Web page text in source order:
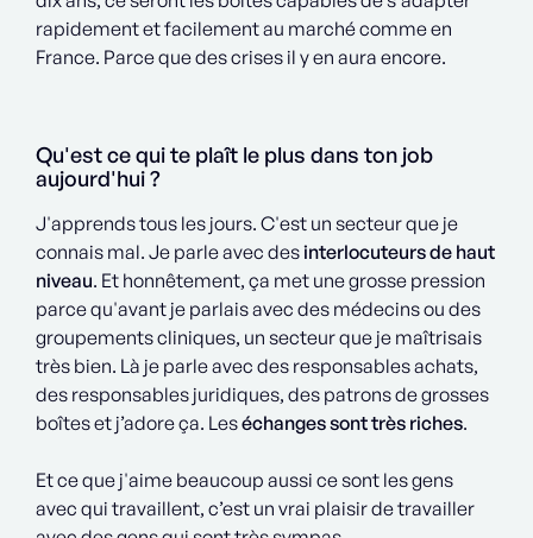
rapidement et facilement au marché comme en
France. Parce que des crises il y en aura encore.
Qu'est ce qui te plaît le plus dans ton job
aujourd'hui ?
J'apprends tous les jours. C'est un secteur que je
connais mal. Je parle avec desinterlocuteurs de haut
niveau. Et honnêtement, ça met une grosse pression
parce qu'avant je parlais avec des médecins ou des
groupements cliniques, un secteur que je maîtrisais
très bien. Là je parle avec des responsables achats,
des responsables juridiques, des patrons de grosses
boîtes et j’adore ça. Leséchanges sont très riches.
Et ce que j'aime beaucoup aussi ce sont les gens
avec qui travaillent, c’est un vrai plaisir de travailler